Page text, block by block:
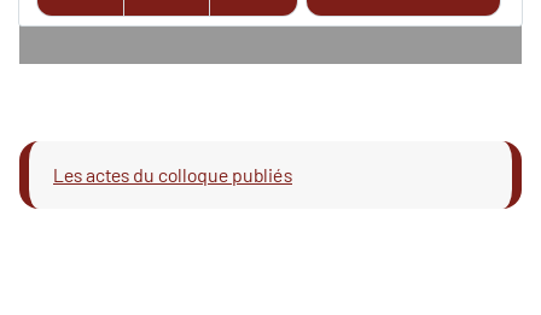
Les actes du colloque publiés